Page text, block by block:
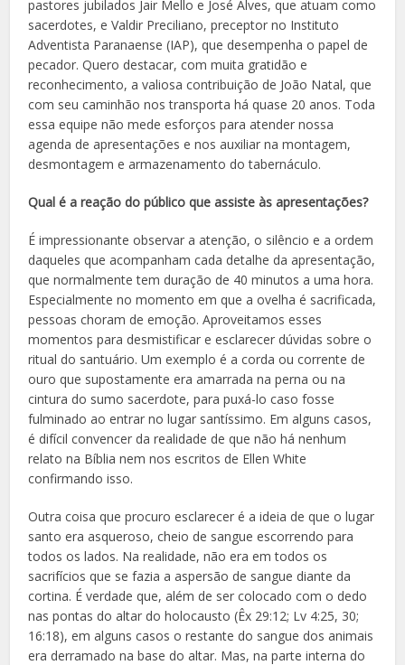
pastores jubilados Jair Mello e José Alves, que atuam como
sacerdotes, e Valdir Preciliano, preceptor no Instituto
Adventista Paranaense (IAP), que desempenha o papel de
pecador. Quero destacar, com muita gratidão e
reconhecimento, a valiosa contribuição de João Natal, que
com seu caminhão nos transporta há quase 20 anos. Toda
essa equipe não mede esforços para atender nossa
agenda de apresentações e nos auxiliar na montagem,
desmontagem e armazenamento do tabernáculo.
Qual é a reação do público que assiste às apresentações?
É impressionante observar a atenção, o silêncio e a ordem
daqueles que acompanham cada detalhe da apresentação,
que normalmente tem duração de 40 minutos a uma hora.
Especialmente no momento em que a ovelha é sacrificada,
pessoas choram de emoção. Aproveitamos esses
momentos para desmistificar e esclarecer dúvidas sobre o
ritual do santuário. Um exemplo é a corda ou corrente de
ouro que supostamente era amarrada na perna ou na
cintura do sumo sacerdote, para puxá-lo caso fosse
fulminado ao entrar no lugar santíssimo. Em alguns casos,
é difícil convencer da realidade de que não há nenhum
relato na Bíblia nem nos escritos de Ellen White
confirmando isso.
Outra coisa que procuro esclarecer é a ideia de que o lugar
santo era asqueroso, cheio de sangue escorrendo para
todos os lados. Na realidade, não era em todos os
sacrifícios que se fazia a aspersão de sangue diante da
cortina. É verdade que, além de ser colocado com o dedo
nas pontas do altar do holocausto (Êx 29:12; Lv 4:25, 30;
16:18), em alguns casos o restante do sangue dos animais
era derramado na base do altar. Mas, na parte interna do